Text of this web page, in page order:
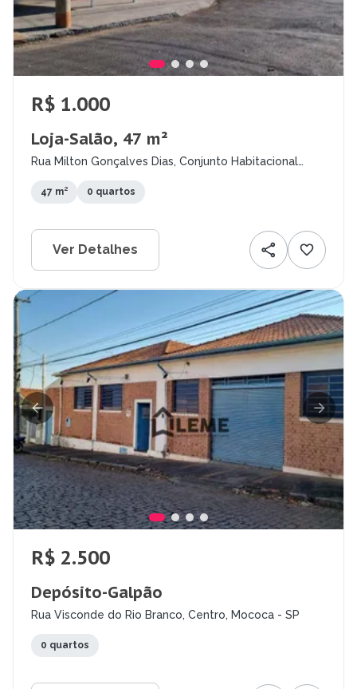
R$ 1.000
Loja-Salão, 47 m²
Rua Milton Gonçalves Dias, Conjunto Habitacional
47 m² 0 quartos
Ver Detalhes
R$ 2.500
Depósito-Galpão
Rua Visconde do Rio Branco, Centro, Mococa - SP
0 quartos